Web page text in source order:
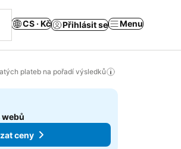
CS · Kč Přihlásit se Menu
plateb na pořadí výsledků
hotelů
webů
ceny